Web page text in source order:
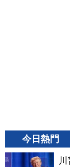
今日熱門